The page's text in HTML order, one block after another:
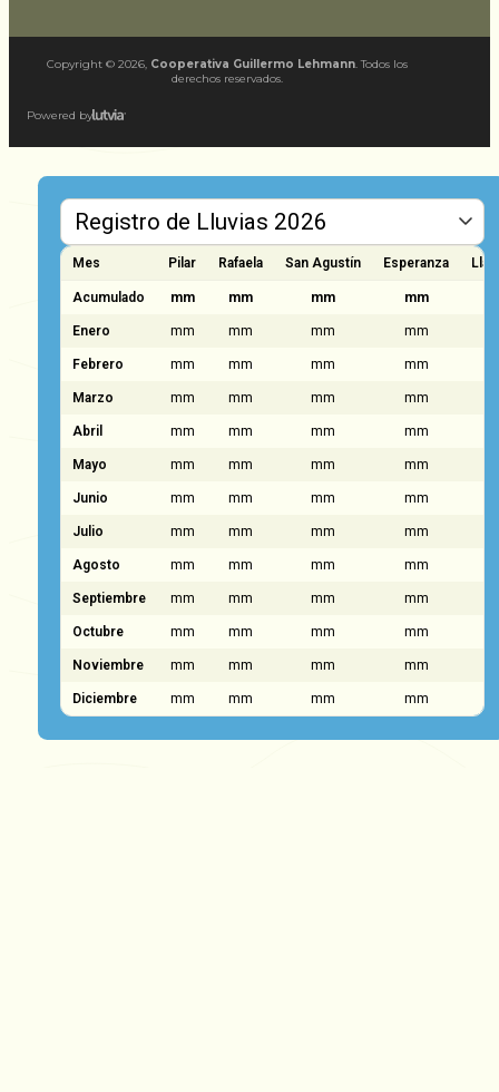
Copyright © 2026, Cooperativa Guillermo Lehmann. Todos los
derechos reservados.
Powered by
Mes Pilar Rafaela San Agustín Esperanza
Acumulado mm mm mm mm
Enero mm mm mm mm
Febrero mm mm mm mm
Marzo mm mm mm mm
Abril mm mm mm mm
Mayo mm mm mm mm
Junio mm mm mm mm
Julio mm mm mm mm
Agosto mm mm mm mm
Septiembre mm mm mm mm
Octubre mm mm mm mm
Noviembre mm mm mm mm
Diciembre mm mm mm mm